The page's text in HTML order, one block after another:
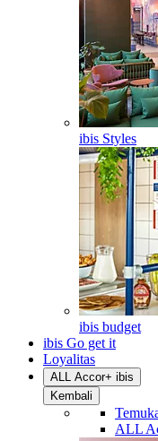
ibis Styles
ibis budget
ibis Go get it
Loyalitas
ALL Accor+ ibis
Kembali
ALL